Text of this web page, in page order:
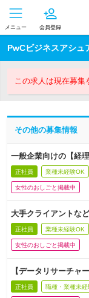
メニュー 会員登録
PwCビジネスアシュ
この求人は現在募集
その他の募集情報
一般企業向けの【経
正社員 業種未経験OK
女性のおしごと掲載中
大手クライアントな
正社員 業種未経験OK
女性のおしごと掲載中
【データリサーチャー
正社員 職種・業種未経